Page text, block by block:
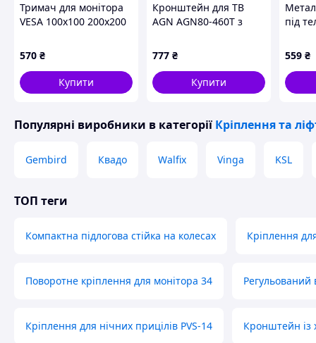
Упаковка
Схожі товари за характеристиками
Тримач для монітора
VESA 100x100 200x200
570 ₴
Купити
Кронштейн для ТВ
AGN AGN80-460T з
кг/max.VESA
600x400/Black
777 ₴
Купити
під
559 ₴
Популярні виробники в категорії Кріплення та
Gembird Квадо Walfix Vinga KSL
ТОП теги
Компактна підлогова стійка на колесах Кріплення
Поворотне кріплення для монітора 34
Кріплення для нічних прицілів PVS-14 Кронштейн із